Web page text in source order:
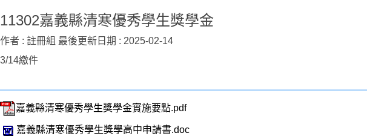
11302嘉義縣清寒優秀學生獎學金
作者 : 註冊組 最後更新日期 : 2025-02-14
3/14繳件
嘉義縣清寒優秀學生獎學金實施要點.pdf
嘉義縣清寒優秀學生獎學高中申請書.doc